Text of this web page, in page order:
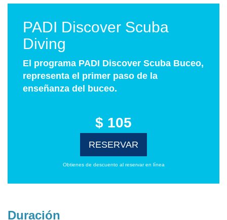
PADI Discover Scuba
Diving
El programa PADI Discover Scuba Buceo,
representa el primer paso de la
enseñanza del buceo.
$ 105
RESERVAR
Obtienes de descuento al reservar en línea
Duración